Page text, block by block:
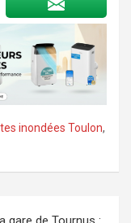
inondées Toulon,